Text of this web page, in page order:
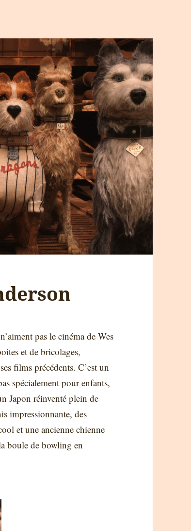
pas le cinéma de Wes
et de bricolages,
films précédents. C’est un
spécialement pour enfants,
Japon réinventé plein de
impressionnante, des
et une ancienne chienne
boule de bowling en